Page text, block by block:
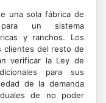
una sola fábrica de
un sistema
y ranchos. Los
clientes del resto de
verificar la Ley de
para sus
de la demanda
de no poder